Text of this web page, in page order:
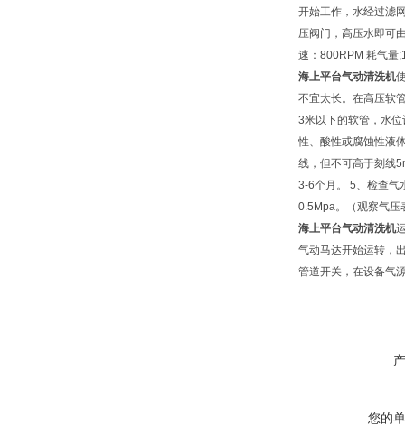
开始工作，水经过滤
压阀门，高压水即可
速：800RPM 耗气量
海上平台气动清洗机
不宜太长。在高压软
3米以下的软管，水
性、酸性或腐蚀性液
线，但不可高于刻线
3-6个月。 5、检查气
0.5Mpa。（观察气压
海上平台气动清洗机
气动马达开始运转，
管道开关，在设备气
您的